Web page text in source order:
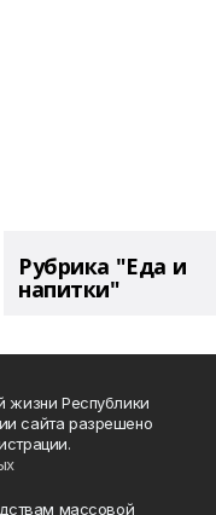
Рубрика "Еда и
напитки"
жизни Республики
сайта разрешено
массовой